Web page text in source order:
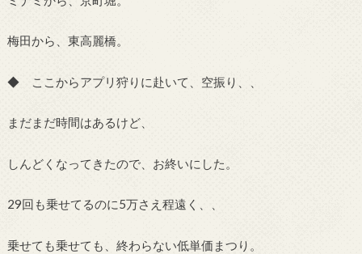
梅田から、東高麗橋。
◆ ここからアプリ狩りに赴いて、空振り、、
まだまだ時間はあるけど、
しんどくなってきたので、お終いにした。
29回も乗せてるのに5万さえ程遠く、、
乗せても乗せても、終わらない低単価まつり。